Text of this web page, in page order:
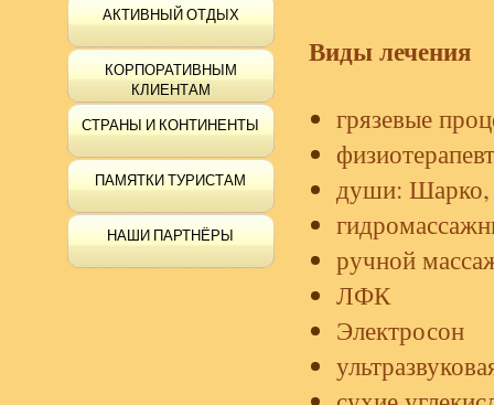
АКТИВНЫЙ ОТДЫХ
КОРПОРАТИВНЫМ
КЛИЕНТАМ
СТРАНЫ И КОНТИНЕНТЫ
ПАМЯТКИ ТУРИСТАМ
НАШИ ПАРТНЁРЫ
Виды лечения
грязевые
души: Шарко,
ручной
ЛФК
Электросон